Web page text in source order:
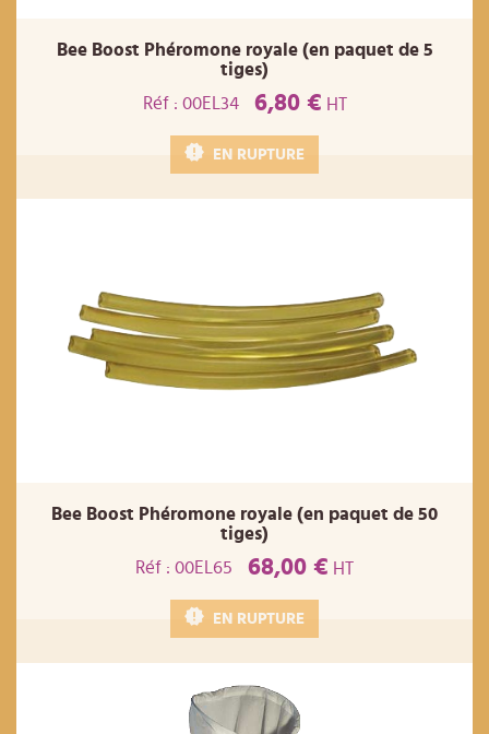
Bee Boost Phéromone royale (en paquet de 5
tiges)
Réf : 00EL34
6,80 € HT
EN RUPTURE
Bee Boost Phéromone royale (en paquet de 50
tiges)
Réf : 00EL65
68,00 € HT
EN RUPTURE